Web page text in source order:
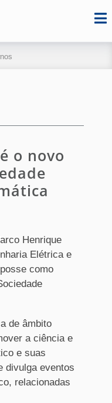
o novo
Henrique
Elétrica e
como
de âmbito
a ciência e
e suas
divulga eventos
relacionadas